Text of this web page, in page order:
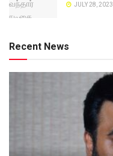
JULY 28, 2023
Recent News